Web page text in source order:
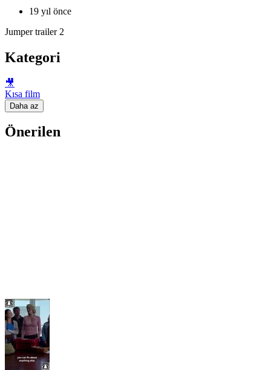
19 yıl önce
Jumper trailer 2
Kategori
🎥
Kısa film
Daha az
Önerilen